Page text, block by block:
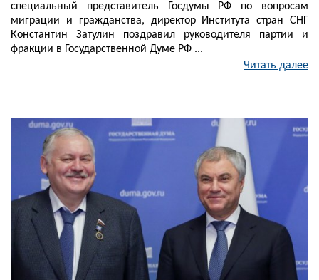
специальный представитель Госдумы РФ по вопросам
миграции и гражданства, директор Института стран СНГ
Константин Затулин поздравил руководителя партии и
фракции в Государственной Думе РФ ...
Читать далее